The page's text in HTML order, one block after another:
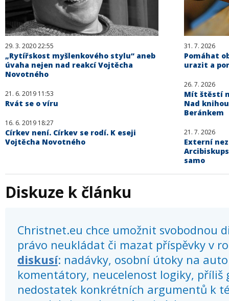
29. 3. 2020 22:55
„Rytířskost myšlenkového stylu“ aneb
úvaha nejen nad reakcí Vojtěcha
Novotného
21. 6. 2019 11:53
Rvát se o víru
16. 6. 2019 18:27
Církev není. Církev se rodí. K eseji
Vojtěcha Novotného
31. 7. 2026
Pomáhat
urazit a
26. 7. 2026
Mít štěstí
Nad
Beránkem
21. 7. 2026
Externí
samo
Diskuze k článku
Christnet.eu chce umožnit svobodnou
právo neukládat či mazat příspěvky v
diskusí: nadávky, osobní útoky na
komentátory, neucelenost logiky, příliš
nedostatek konkrétních argumentů k